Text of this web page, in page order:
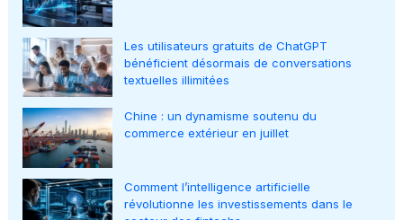
Les utilisateurs gratuits de ChatGPT
bénéficient désormais de conversations
textuelles illimitées
Chine : un dynamisme soutenu du
commerce extérieur en juillet
Comment l’intelligence artificielle
révolutionne les investissements dans le